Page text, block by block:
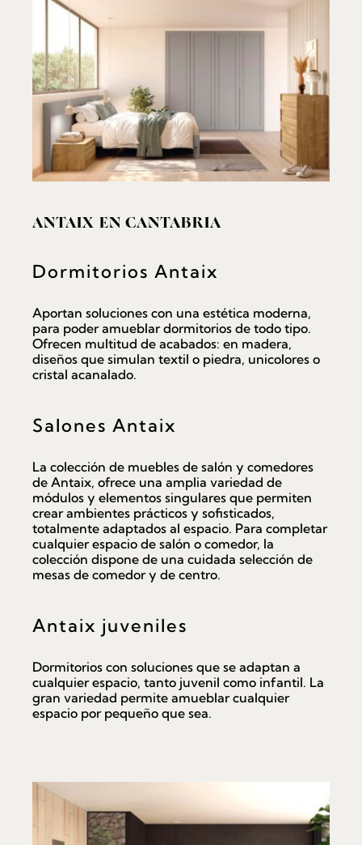
ANTAIX EN CANTABRIA
Dormitorios Antaix
Aportan soluciones con una estética moderna,
para poder amueblar dormitorios de todo tipo.
Ofrecen multitud de acabados: en madera,
diseños que simulan textil o piedra, unicolores o
cristal acanalado.
Salones Antaix
La colección de muebles de salón y comedores
de Antaix, ofrece una amplia variedad de
módulos y elementos singulares que permiten
crear ambientes prácticos y sofisticados,
totalmente adaptados al espacio. Para completar
cualquier espacio de salón o comedor, la
colección dispone de una cuidada selección de
mesas de comedor y de centro.
Antaix juveniles
Dormitorios con soluciones que se adaptan a
cualquier espacio, tanto juvenil como infantil. La
gran variedad permite amueblar cualquier
espacio por pequeño que sea.